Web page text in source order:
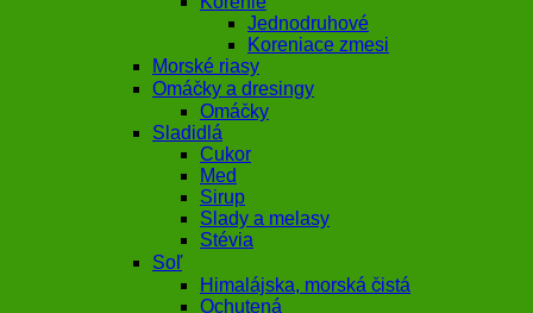
Jednodruhové
Koreniace zmesi
Morské riasy
Omáčky a dresingy
Omáčky
Sladidlá
Cukor
Med
Sirup
Slady a melasy
Stévia
Soľ
Himalájska, morská čistá
Ochutená